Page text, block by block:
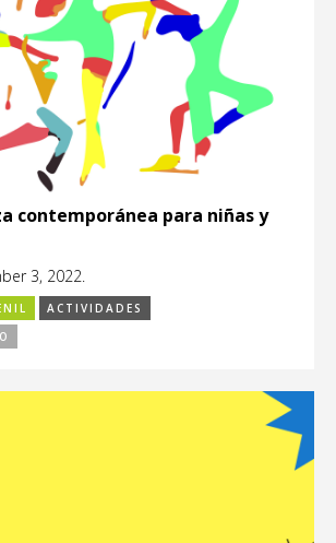
contemporánea para niñas y
3, 2022.
ACTIVIDADES